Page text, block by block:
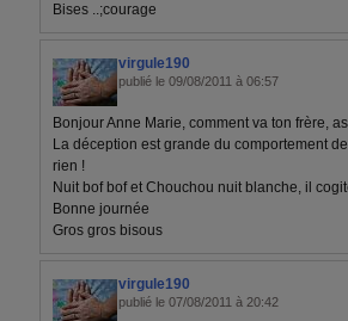
Bises ..;courage
virgule190
publié le 09/08/2011 à 06:57
Bonjour Anne Marie, comment va ton frère,
La déception est grande du comportement
rien !
Nuit bof bof et Chouchou nuit blanche, il
Bonne journée
Gros gros bisous
virgule190
publié le 07/08/2011 à 20:42